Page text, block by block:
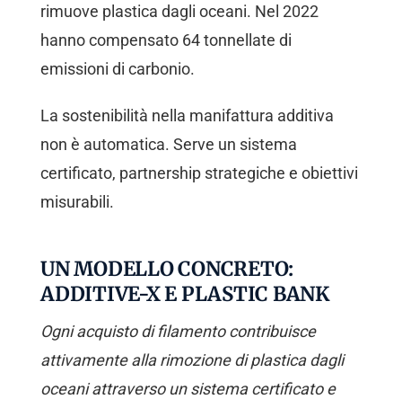
rimuove plastica dagli oceani. Nel 2022
hanno compensato 64 tonnellate di
emissioni di carbonio.
La sostenibilità nella manifattura additiva
non è automatica. Serve un sistema
certificato, partnership strategiche e obiettivi
misurabili.
UN MODELLO CONCRETO:
ADDITIVE-X E PLASTIC BANK
Ogni acquisto di filamento contribuisce
attivamente alla rimozione di plastica dagli
oceani attraverso un sistema certificato e